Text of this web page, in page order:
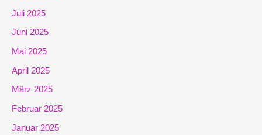
Juli 2025
Juni 2025
Mai 2025
April 2025
März 2025
Februar 2025
Januar 2025